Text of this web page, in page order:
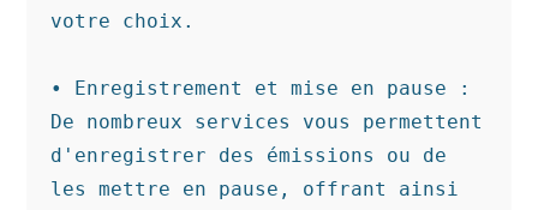
votre choix.
• Enregistrement et mise en pause :
De nombreux services vous permettent
d'enregistrer des émissions ou de
les mettre en pause, offrant ainsi